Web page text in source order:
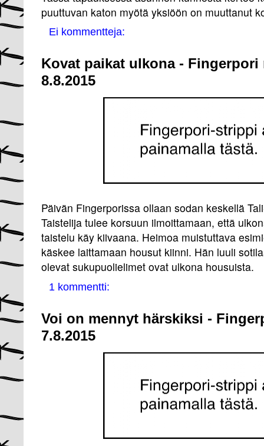
puuttuvan katon myötä yksiöön on muuttanut
Ei kommentteja:
Kovat paikat ulkona - Fingerpori
8.8.2015
Päivän Fingerporissa ollaan sodan keskellä
Taistelija tulee korsuun ilmoittamaan, että
taistelu käy kiivaana. Heimoa muistuttava
käskee laittamaan housut kiinni. Hän luuli
olevat sukupuolielimet ovat ulkona housuista.
1 kommentti:
Voi on mennyt härskiksi -
7.8.2015